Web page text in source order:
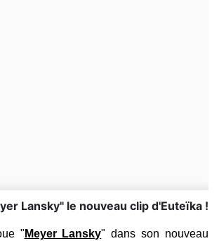
Lansky" le nouveau clip d'Euteïka !
" Meyer Lansky" dans son nouveau